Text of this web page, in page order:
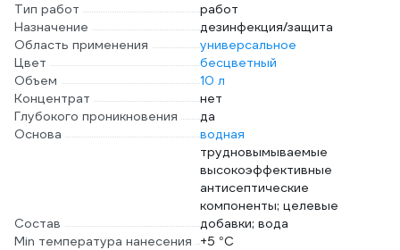
Тип работ
работ
Назначение
дезинфекция/защита
Область применения
универсальное
Цвет
бесцветный
Объем
10 л
Концентрат
нет
Глубокого проникновения
да
Основа
водная
Состав
трудновымываемые
высокоэффективные
антисептические
компоненты; целевые
добавки; вода
Min температура нанесения
+5 °С